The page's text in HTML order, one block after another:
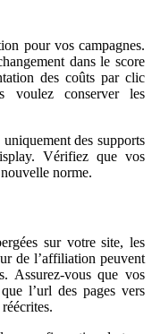
pour vos campagnes.
dans le score
des coûts par clic
voulez conserver les
des supports
Vérifiez que vos
norme.
sur votre site, les
de l’affiliation peuvent
Assurez-vous que vos
l’url des pages vers